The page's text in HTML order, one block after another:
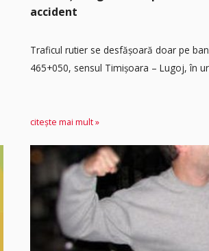
accident
Traficul rutier se desfășoară doar pe
465+050, sensul Timişoara – Lugoj, în
citește mai mult »